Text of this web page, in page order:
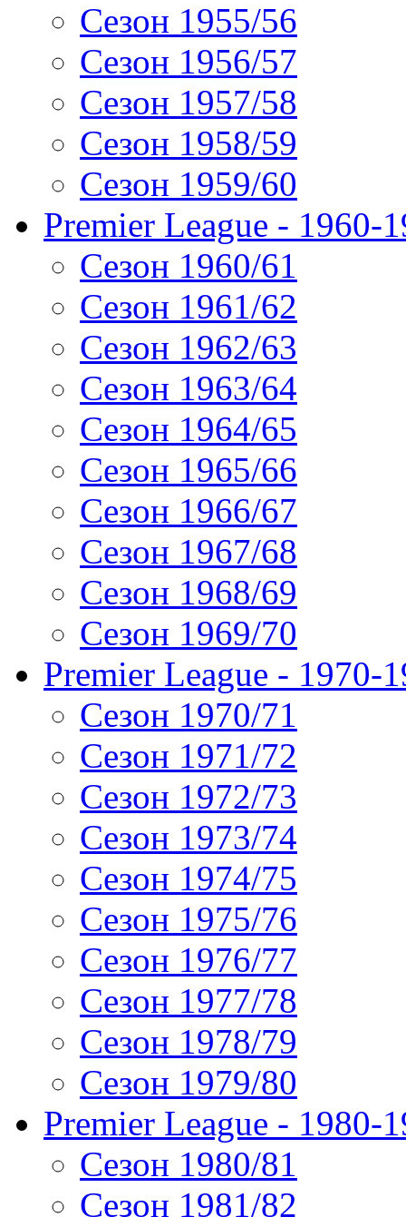
Сезон 1955/56
Сезон 1956/57
Сезон 1957/58
Сезон 1958/59
Сезон 1959/60
Premier League - 1960-
Сезон 1960/61
Сезон 1961/62
Сезон 1962/63
Сезон 1963/64
Сезон 1964/65
Сезон 1965/66
Сезон 1966/67
Сезон 1967/68
Сезон 1968/69
Сезон 1969/70
Premier League - 1970-
Сезон 1970/71
Сезон 1971/72
Сезон 1972/73
Сезон 1973/74
Сезон 1974/75
Сезон 1975/76
Сезон 1976/77
Сезон 1977/78
Сезон 1978/79
Сезон 1979/80
Premier League - 1980-
Сезон 1980/81
Сезон 1981/82